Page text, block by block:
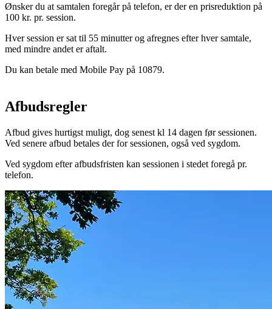
Ønsker du at samtalen foregår på telefon, er der en prisreduktion på
100 kr. pr. session.
Hver session er sat til 55 minutter og afregnes efter hver samtale,
med mindre andet er aftalt.
Du kan betale med Mobile Pay på 10879.
Afbudsregler
Afbud gives hurtigst muligt, dog senest kl 14 dagen før sessionen.
Ved senere afbud betales der for sessionen, også ved sygdom.
Ved sygdom efter afbudsfristen kan sessionen i stedet foregå pr.
telefon.